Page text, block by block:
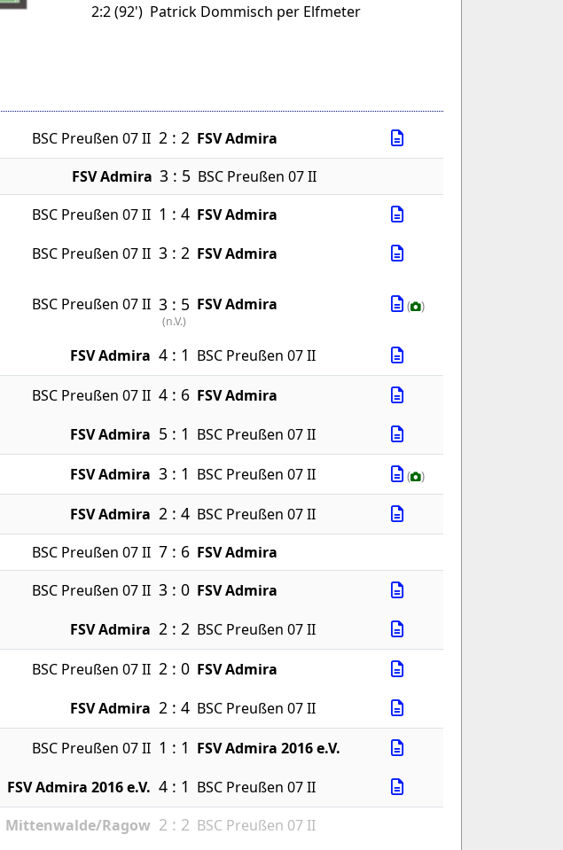
2:2 (92') Patrick Dommisch per Elfmeter
BSC Preußen 07 II 2 : 2 FSV Admira
FSV Admira 3 : 5 BSC Preußen 07 II
BSC Preußen 07 II 1 : 4 FSV Admira
BSC Preußen 07 II 3 : 2 FSV Admira
BSC Preußen 07 II 3 : 5
(n.V.)
FSV Admira ( )
FSV Admira 4 : 1 BSC Preußen 07 II
BSC Preußen 07 II 4 : 6 FSV Admira
FSV Admira 5 : 1 BSC Preußen 07 II
FSV Admira 3 : 1 BSC Preußen 07 II ( )
FSV Admira 2 : 4 BSC Preußen 07 II
BSC Preußen 07 II 7 : 6 FSV Admira
BSC Preußen 07 II 3 : 0 FSV Admira
FSV Admira 2 : 2 BSC Preußen 07 II
BSC Preußen 07 II 2 : 0 FSV Admira
FSV Admira 2 : 4 BSC Preußen 07 II
BSC Preußen 07 II 1 : 1 FSV Admira 2016 e.V.
FSV Admira 2016 e.V. 4 : 1 BSC Preußen 07 II
Mittenwalde/Ragow 2 : 2 BSC Preußen 07 II